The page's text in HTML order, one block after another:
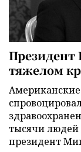
тяжелом
Американские
тысячи
президент